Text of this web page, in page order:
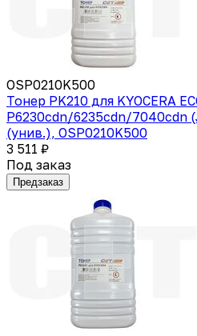
OSP0210K500
Тонер PK210 для KYOCERA
P6230cdn/6235cdn/7040cdn
(унив.), OSP0210K500
3 511 ₽
Под заказ
Предзаказ